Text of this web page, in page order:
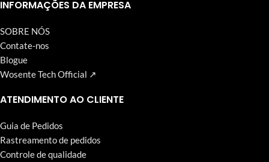
Wosente-tech vem perseguindo incansavelmente.
INFORMAÇÕES DA EMPRESA
SOBRE NÓS
Contate-nos
Blogue
Wosente Tech Official ↗
ATENDIMENTO AO CLIENTE
Guia de Pedidos
Rastreamento de pedidos
Controle de qualidade